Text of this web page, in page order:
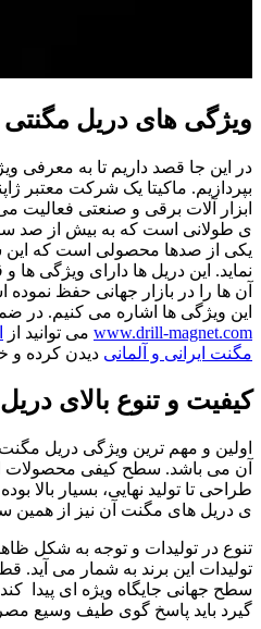
ویژگی های دریل مگنتی
در این جا قصد داریم تا به معرفی
بپردازیم. ماکیتا یک شرکت معتبر
ابزار آلات برقی و صنعتی فعالیت
ی طولانی است که به بیش از صد
یکی از صدها محصولی است که
نماید. این دریل ها دارای ویژگی ها
آن ها را در بازار جهانی حفظ
این ویژگی ها اشاره می کنیم. در
www.drill-magnet.com می توانید از
مگنت ایرانی و آلمانی دیدن کرده و
کیفیت و تنوع بالای
اولین و مهم ترین ویژگی دریل
آن می باشد. سطح کیفی محصولات
طراحی تا تولید نهایی، بسیار بالا
ی دریل های مگنت آن نیز از همین
تنوع در تولیدات و توجه به شکل
تولیدات این برند به شمار می آید.
سطح جهانی جایگاه ویژه ای پیدا
گیرد باید پاسخ گوی طیف وسیع